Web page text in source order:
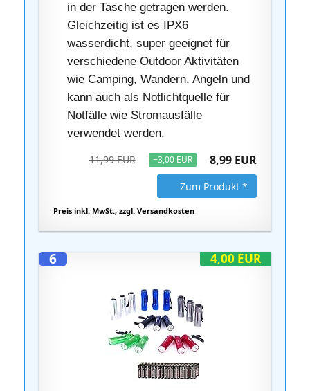
in der Tasche getragen werden.
Gleichzeitig ist es IPX6
wasserdicht, super geeignet für
verschiedene Outdoor Aktivitäten
wie Camping, Wandern, Angeln und
kann auch als Notlichtquelle für
Notfälle wie Stromausfälle
verwendet werden.
11,99 EUR −3,00 EUR 8,99 EUR
Zum Produkt *
Preis inkl. MwSt., zzgl. Versandkosten
4,00 EUR
6